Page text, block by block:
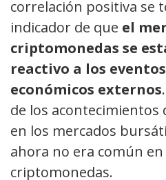
correlación positiva se
indicador de que el
criptomonedas se
reactivo a los
económicos externos
de los
en los mercados
ahora no era común
criptomonedas.